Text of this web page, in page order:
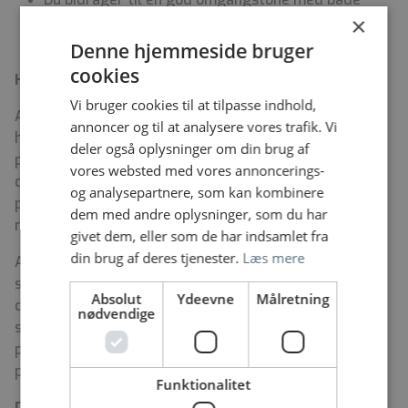
samarbejdspartnere
Hvem er vi:
Afdeling for Urinvejskirurgi på Rigshospitalet er en
højt specialiseret afdeling, som modtager komplekse
patienter fra hele landet, Færøerne og Grønland. De
dominerende sygdomme er blærecancer,
prostatacancer, nyrecancer og sygdomme i de
mandlige kønsorganer samt retroperitoneale tumorer.
Afdelingen består af et sengeafsnit med 26
sengepladser, et integreret ambulatorie, samt en
døgnåben akutfunktion for patienter allerede i forløb,
som modtager akut opståede urologiske
problemstillinger, såsom sepsis, hæmaturi og
postoperative komplikationer.
×
Denne hjemmeside bruger
cookies
Vi bruger cookies til at tilpasse indhold,
annoncer og til at analysere vores trafik. Vi
deler også oplysninger om din brug af
vores websted med vores annoncerings-
og analysepartnere, som kan kombinere
dem med andre oplysninger, som du har
givet dem, eller som de har indsamlet fra
din brug af deres tjenester. Læs mere
Absolut
nødvendige
Ydeevne Målretning
Funktionalitet